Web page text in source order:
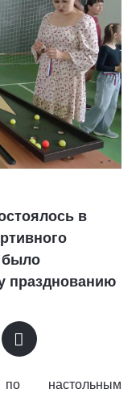
в
было
празднованию
настольным